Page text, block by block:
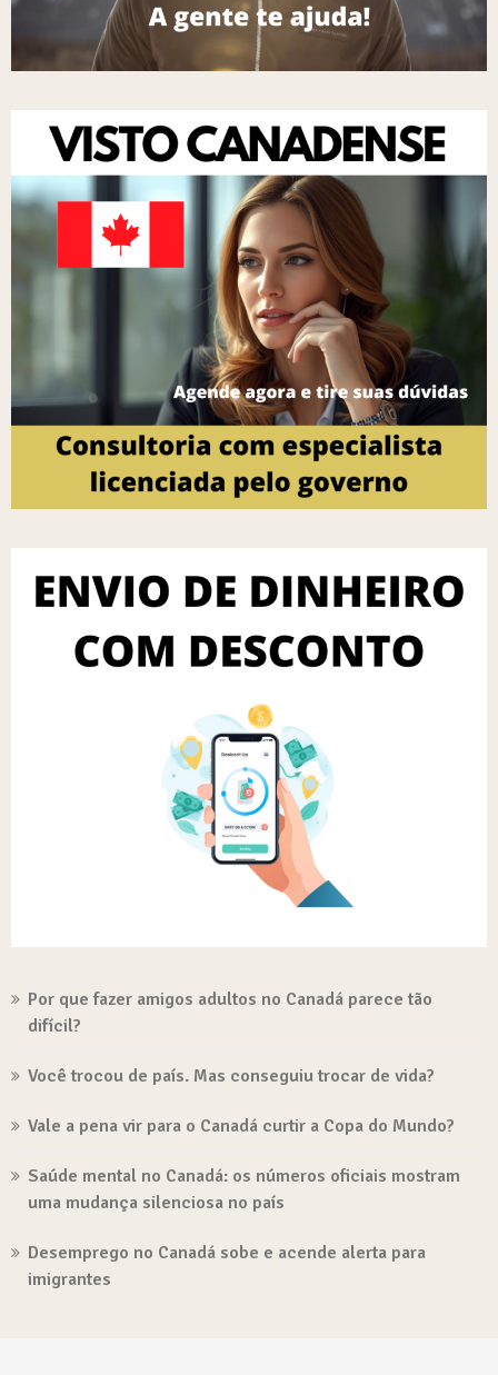
Por que fazer amigos adultos no Canadá parece tão
difícil?
Você trocou de país. Mas conseguiu trocar de vida?
Vale a pena vir para o Canadá curtir a Copa do Mundo?
Saúde mental no Canadá: os números oficiais mostram
uma mudança silenciosa no país
Desemprego no Canadá sobe e acende alerta para
imigrantes